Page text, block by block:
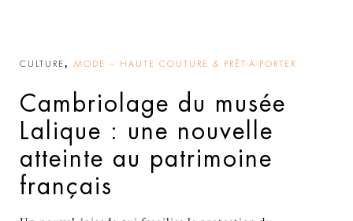
CULTURE , MODE – HAUTE COUTURE & PRÊT-À-PORTER
Cambriolage du musée
Lalique : une nouvelle
atteinte au patrimoine
français